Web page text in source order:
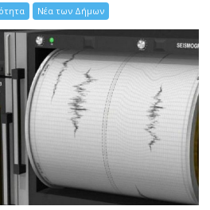
Νέα των Δήμων